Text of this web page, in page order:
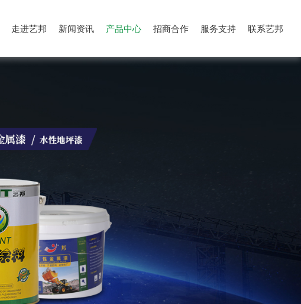
走进艺邦 新闻资讯 产品中心 招商合作 服务支持 联系艺邦